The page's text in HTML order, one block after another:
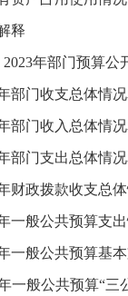
释
年部门预算公
门收支总体情况
门收入总体情况
门支出总体情况
政拨款收支总体
般公共预算支出
般公共预算基本
般公共预算“三